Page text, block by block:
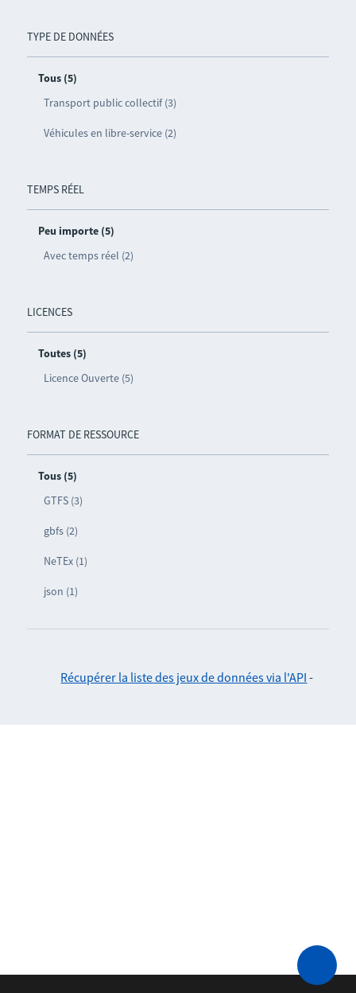
TYPE DE DONNÉES
Tous (5)
Transport public collectif (3)
Véhicules en libre-service (2)
TEMPS RÉEL
Peu importe (5)
Avec temps réel (2)
LICENCES
Toutes (5)
Licence Ouverte (5)
FORMAT DE RESSOURCE
Tous (5)
GTFS (3)
gbfs (2)
NeTEx (1)
json (1)
Récupérer la liste des jeux de données via l'API -